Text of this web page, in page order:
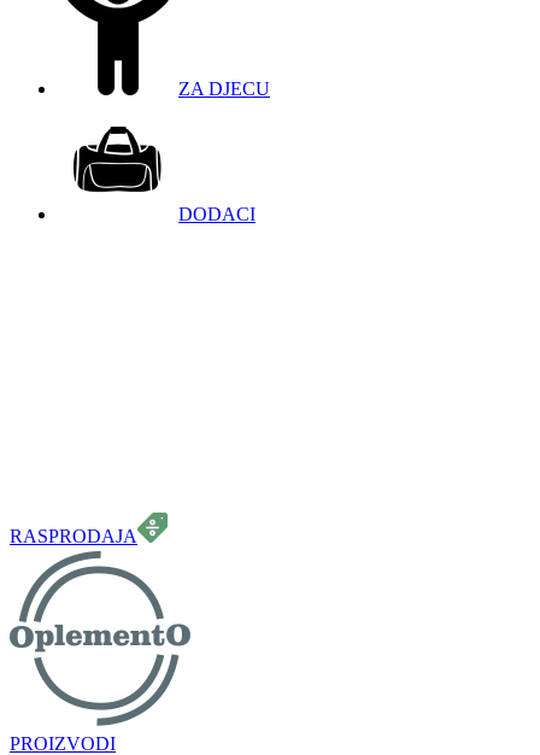
ZA DJECU
DODACI
RASPRODAJA
PROIZVODI